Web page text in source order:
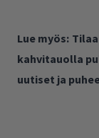
Lue myös:
kahvitauolla
uutiset ja